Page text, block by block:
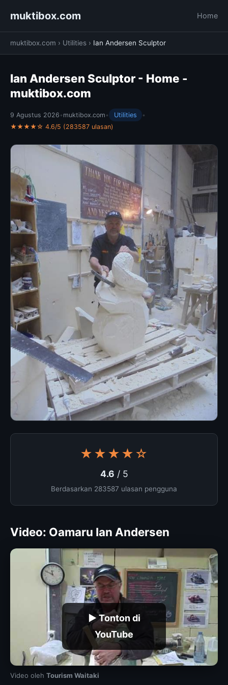
muktibox.com Home
muktibox.com › Utilities › Ian Andersen Sculptor
Ian Andersen Sculptor - Home -
muktibox.com
9 Agustus 2026 • muktibox.com • Utilities
•
★★★★☆ 4.6/5 (283587 ulasan)
★★★★☆
4.6 / 5
Berdasarkan 283587 ulasan pengguna
Video: Oamaru Ian Andersen
▶ Tonton di
YouTube
Video oleh Tourism Waitaki